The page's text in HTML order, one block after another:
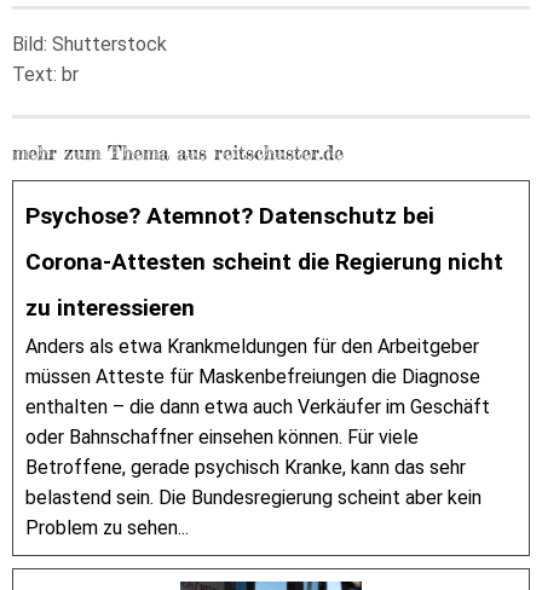
Bild: Shutterstock
Text: br
mehr zum Thema aus reitschuster.de
Psychose? Atemnot? Datenschutz bei
Corona-Attesten scheint die Regierung nicht
zu interessieren
Anders als etwa Krankmeldungen für den Arbeitgeber
müssen Atteste für Maskenbefreiungen die Diagnose
enthalten – die dann etwa auch Verkäufer im Geschäft
oder Bahnschaffner einsehen können. Für viele
Betroffene, gerade psychisch Kranke, kann das sehr
belastend sein. Die Bundesregierung scheint aber kein
Problem zu sehen...